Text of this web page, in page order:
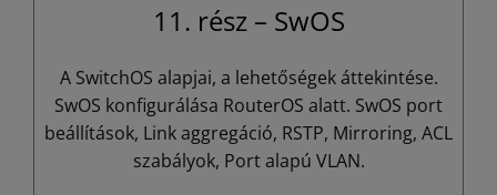
11. rész – SwOS
A SwitchOS alapjai, a lehetőségek áttekintése.
SwOS konfigurálása RouterOS alatt. SwOS port
beállítások, Link aggregáció, RSTP, Mirroring, ACL
szabályok, Port alapú VLAN.